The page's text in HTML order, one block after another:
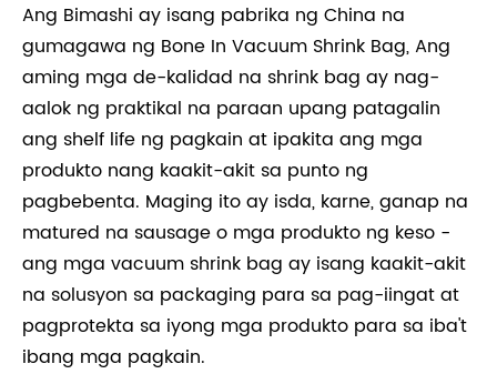
Ang Bimashi ay isang pabrika ng China na
gumagawa ng Bone In Vacuum Shrink Bag, Ang
aming mga de-kalidad na shrink bag ay nag-
aalok ng praktikal na paraan upang patagalin
ang shelf life ng pagkain at ipakita ang mga
produkto nang kaakit-akit sa punto ng
pagbebenta. Maging ito ay isda, karne, ganap na
matured na sausage o mga produkto ng keso -
ang mga vacuum shrink bag ay isang kaakit-akit
na solusyon sa packaging para sa pag-iingat at
pagprotekta sa iyong mga produkto para sa iba't
ibang mga pagkain.